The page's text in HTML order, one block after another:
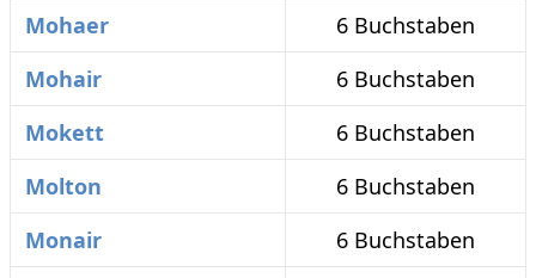
Mohaer
6 Buchstaben
Mohair
6 Buchstaben
Mokett
6 Buchstaben
Molton
6 Buchstaben
Monair
6 Buchstaben